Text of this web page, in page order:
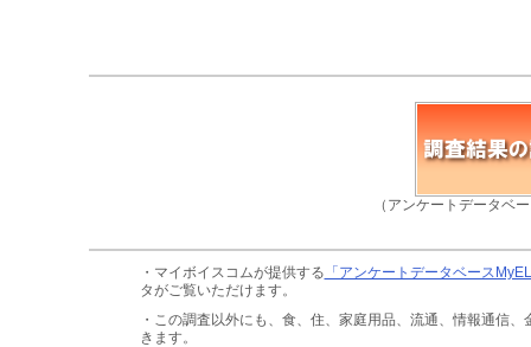
（アンケートデータベ
・マイボイスコムが提供する 「アンケートデータベース
タがご覧いただけます。
・この調査以外にも、食、住、家庭用品、流通、情報通信、
きます。